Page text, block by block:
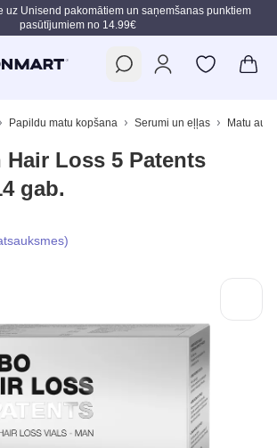
saturu
uz Unisend pakomātiem un saņemšanas punktiem
pasūtījumiem no 14.99€
Papildu matu kopšana Serumi un eļļas Matu
Hair Loss 5 Patents
gab.